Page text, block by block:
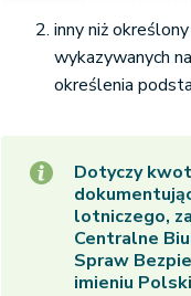
świadczenia
które
Europejskiej
Powietrznej
Powietrznej.
inny niż
wykazywanych
określenia
Dotyczy
lotniczego,
Centralne
Spraw
imieniu